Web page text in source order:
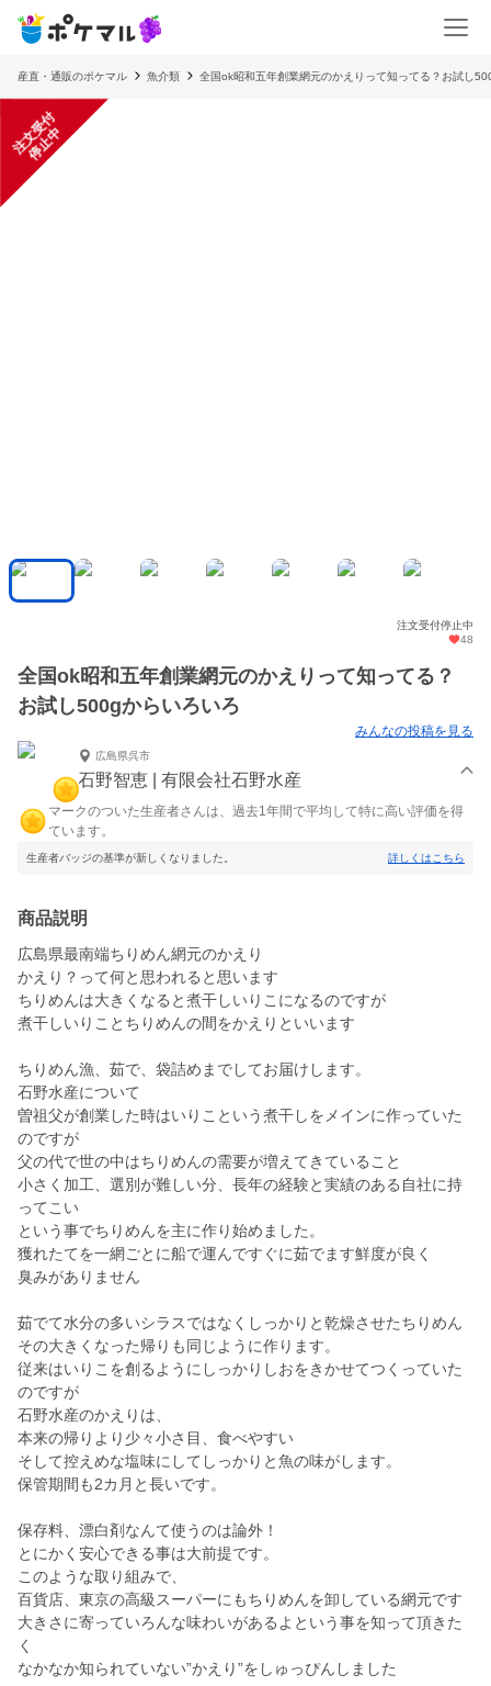
産直・通販のポケマル 魚介類 全国ok昭和五年創業網元のかえりって知ってる？お試し
注
文
受
付
停
止
中
注文受付停止中
48
全国ok昭和五年創業網元のかえりって知ってる？
お試し500gからいろいろ
みんなの投稿を見る
広島県呉市
石野智恵 | 有限会社石野水産
マークのついた生産者さんは、過去1年間で平均して特に高い評価を得
ています。
生産者バッジの基準が新しくなりました。 詳しくはこちら
商品説明
広島県最南端ちりめん網元のかえり
かえり？って何と思われると思います
ちりめんは大きくなると煮干しいりこになるのですが
煮干しいりことちりめんの間をかえりといいます
ちりめん漁、茹で、袋詰めまでしてお届けします。
石野水産について
曽祖父が創業した時はいりこという煮干しをメインに作っていた
のですが
父の代で世の中はちりめんの需要が増えてきていること
小さく加工、選別が難しい分、長年の経験と実績のある自社に持
ってこい
という事でちりめんを主に作り始めました。
獲れたてを一網ごとに船で運んですぐに茹でます鮮度が良く
臭みがありません
茹でて水分の多いシラスではなくしっかりと乾燥させたちりめん
その大きくなった帰りも同じように作ります。
従来はいりこを創るようにしっかりしおをきかせてつくっていた
のですが
石野水産のかえりは、
本来の帰りより少々小さ目、食べやすい
そして控えめな塩味にしてしっかりと魚の味がします。
保管期間も2カ月と長いです。
保存料、漂白剤なんて使うのは論外！
とにかく安心できる事は大前提です。
このような取り組みで、
百貨店、東京の高級スーパーにもちりめんを卸している網元です
大きさに寄っていろんな味わいがあるよという事を知って頂きた
く
なかなか知られていない”かえり”をしゅっぴんしました